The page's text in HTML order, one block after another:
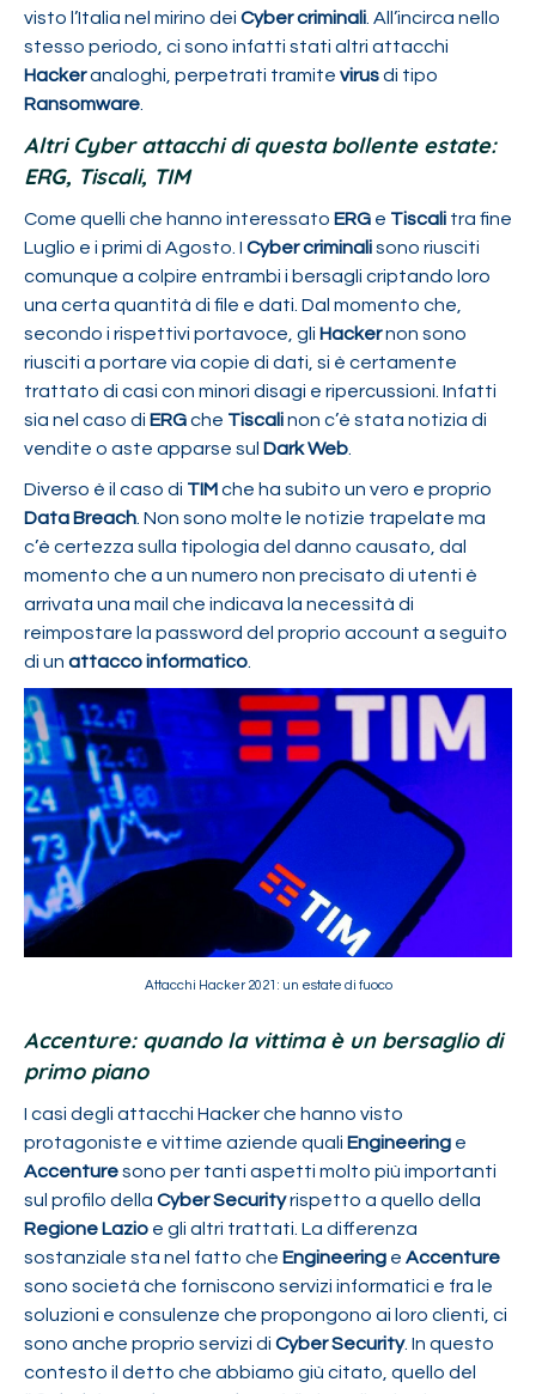
visto l’Italia nel mirino dei Cyber criminali . All’incirca nello
stesso periodo, ci sono infatti stati altri attacchi
Hackeranaloghi, perpetrati tramite virusdi tipo
Ransomware
Altri Cyber attacchi di questa bollente estate:
ERG, Tiscali, TIM
Come quelli che hanno interessato ERG e Tiscali tra fine
Luglio e i primi di Agosto. I Cyber criminalisono riusciti
comunque a colpire entrambi i bersagli criptando loro
una certa quantità di file e dati. Dal momento che,
secondo i rispettivi portavoce, gli Hackernon sono
riusciti a portare via copie di dati, si è certamente
trattato di casi con minori disagi e ripercussioni. Infatti
sia nel caso di ERGche Tiscalinon c’è stata notizia di
vendite o aste apparse sul Dark Web
Diverso è il caso di TIMche ha subito un vero e proprio
Data Breach . Non sono molte le notizie trapelate ma
c’è certezza sulla tipologia del danno causato, dal
momento che a un numero non precisato di utenti è
arrivata una mail che indicava la necessità di
reimpostare la password del proprio account a seguito
di un attacco informatico
Attacchi Hacker 2021: un estate di fuoco
Accenture: quando la vittima è un bersaglio di
primo piano
I casi degli attacchi Hacker che hanno visto
protagoniste e vittime aziende quali Engineering e
Accenturesono per tanti aspetti molto più importanti
sul profilo della Cyber Securityrispetto a quello della
Regione Lazio e gli altri trattati. La differenza
sostanziale sta nel fatto che Engineering e Accenture
sono società che forniscono servizi informatici e fra le
soluzioni e consulenze che propongono ai loro clienti, ci
sono anche proprio servizi di Cyber Security. In questo
contesto il detto che abbiamo giù citato, quello del